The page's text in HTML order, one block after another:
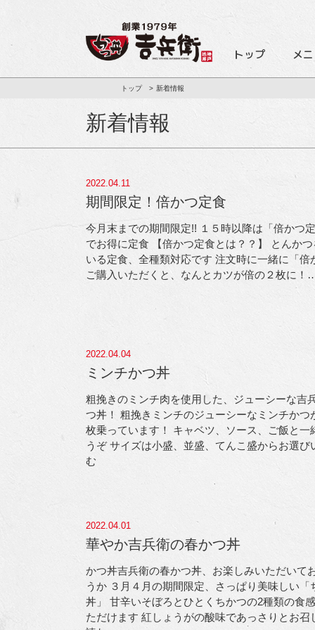
トップ メ
トップ 新着情報
新着情報
2022.04.11
期間限定！倍かつ定食
今月末までの期間限定!! １５時以降は「倍かつ
でお得に定食 【倍かつ定食とは？？】 とんか
いる定食、全種類対応です 注文時に一緒に「倍
ご購入いただくと、なんとカツが倍の２枚に！
2022.04.04
ミンチかつ丼
粗挽きのミンチ肉を使用した、ジューシーな吉
つ丼！ 粗挽きミンチのジューシーなミンチかつ
枚乗っています！ キャベツ、ソース、ご飯と一
うぞサイズは小盛、並盛、てんこ盛からお選び
む
2022.04.01
華やか吉兵衛の春かつ丼
かつ丼吉兵衛の春かつ丼、お楽しみいただいて
うか ３月４月の期間限定、さっぱり美味しい「
丼」 甘辛いそぼろとひとくちかつの2種類の食
ただけます 紅しょうがの酸味であっさりとお召